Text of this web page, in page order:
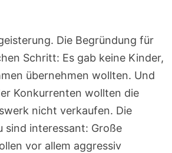
Die Begründung für
Schritt: Es gab keine Kinder,
übernehmen wollten. Und
Konkurrenten wollten die
nicht verkaufen. Die
sind interessant: Große
vor allem aggressiv